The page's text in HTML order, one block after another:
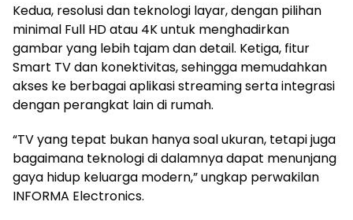
Kedua, resolusi dan teknologi layar, dengan pilihan
minimal Full HD atau 4K untuk menghadirkan
gambar yang lebih tajam dan detail. Ketiga, fitur
Smart TV dan konektivitas, sehingga memudahkan
akses ke berbagai aplikasi streaming serta integrasi
dengan perangkat lain di rumah.
“TV yang tepat bukan hanya soal ukuran, tetapi juga
bagaimana teknologi di dalamnya dapat menunjang
gaya hidup keluarga modern,” ungkap perwakilan
INFORMA Electronics.